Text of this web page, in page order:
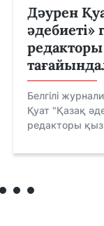
Дәурен
әдебиеті»
Белгілі
Қуат "Қазақ
редакторы